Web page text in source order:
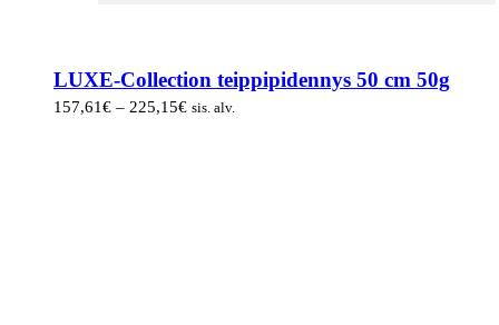
LUXE-Collection teippipidennys 50 cm 50g
157,61€ – 225,15€Hintaluokka:
sis. alv.